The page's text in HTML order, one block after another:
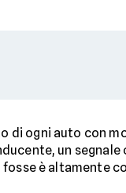
di ogni auto con
un segnale
fosse è